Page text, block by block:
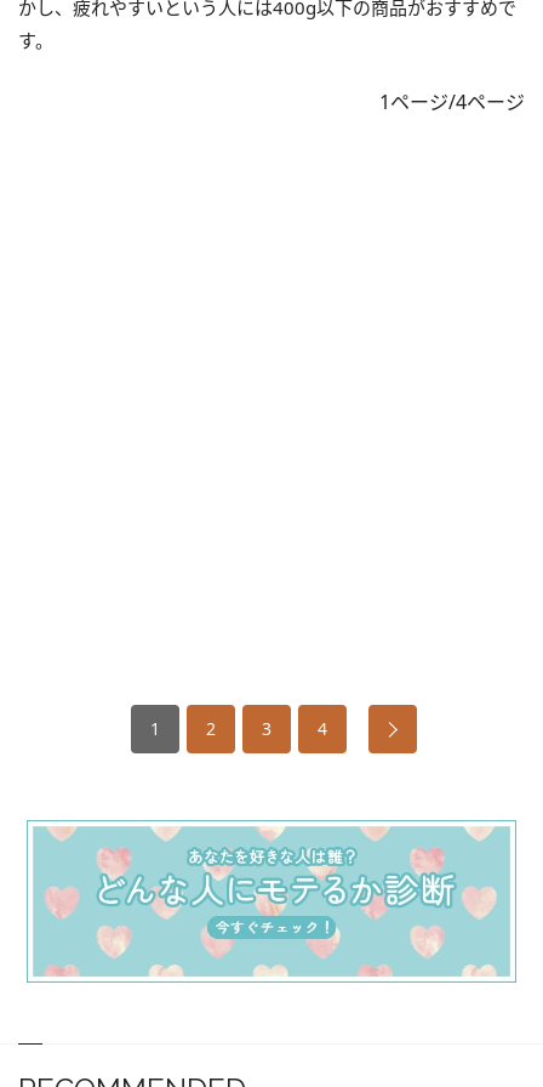
かし、疲れやすいという人には400g以下の商品がおすすめで
す。
1ページ/4ページ
1 2 3 4